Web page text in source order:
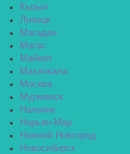
Кызыл
Липецк
Магадан
Магас
Майкоп
Махачкала
Москва
Мурманск
Нальчик
Нарьян-Мар
Нижний Новгород
Новосибирск